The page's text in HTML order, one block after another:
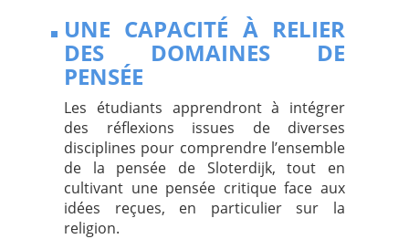
UNE CAPACITÉ À RELIER
DES DOMAINES DE
PENSÉE
Les étudiants apprendront à intégrer
des réflexions issues de diverses
disciplines pour comprendre l’ensemble
de la pensée de Sloterdijk, tout en
cultivant une pensée critique face aux
idées reçues, en particulier sur la
religion.